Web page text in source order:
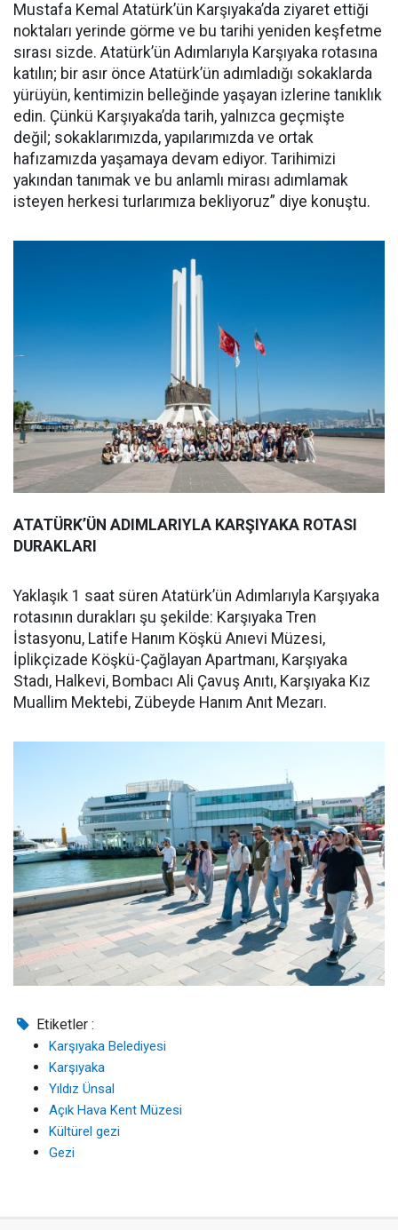
Mustafa Kemal Atatürk’ün Karşıyaka’da ziyaret ettiği
noktaları yerinde görme ve bu tarihi yeniden keşfetme
sırası sizde. Atatürk’ün Adımlarıyla Karşıyaka rotasına
katılın; bir asır önce Atatürk’ün adımladığı sokaklarda
yürüyün, kentimizin belleğinde yaşayan izlerine tanıklık
edin. Çünkü Karşıyaka’da tarih, yalnızca geçmişte
değil; sokaklarımızda, yapılarımızda ve ortak
hafızamızda yaşamaya devam ediyor. Tarihimizi
yakından tanımak ve bu anlamlı mirası adımlamak
isteyen herkesi turlarımıza bekliyoruz” diye konuştu.
ATATÜRK’ÜN ADIMLARIYLA KARŞIYAKA ROTASI
DURAKLARI
Yaklaşık 1 saat süren Atatürk’ün Adımlarıyla Karşıyaka
rotasının durakları şu şekilde: Karşıyaka Tren
İstasyonu, Latife Hanım Köşkü Anıevi Müzesi,
İplikçizade Köşkü-Çağlayan Apartmanı, Karşıyaka
Stadı, Halkevi, Bombacı Ali Çavuş Anıtı, Karşıyaka Kız
Muallim Mektebi, Zübeyde Hanım Anıt Mezarı.
Etiketler :
Karşıyaka Belediyesi
Karşıyaka
Yıldız Ünsal
Açık Hava Kent Müzesi
Kültürel gezi
Gezi